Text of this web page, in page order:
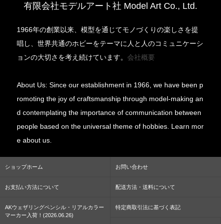
有限会社モデルアート社 Model Art Co., Ltd.
1966年の創業以来、模型を通じてモノづくりの楽しさを提
唱し、世界共通のホビーをテーマに人と人のコミュニケーシ
ョンの大切さを考え続けています。会社概要
About Us: Since our establishment in 1966, we have been p
romoting the joy of craftsmanship through model-making an
d contemplating the importance of communication between
people based on the universal theme of hobbies. Learn mor
e about us.
ショップホーム お問い合わせ
お支払い方法について 配送方法・送料について
AKウェザリングペンシル・リアルカラー
マーカー入荷！(2026.06.26)
特定商取引法に基づく表記